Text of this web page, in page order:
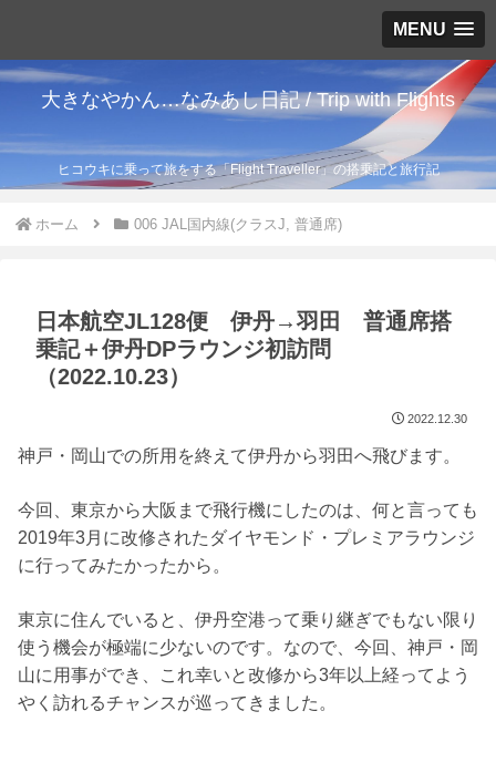
MENU
大きなやかん…なみあし日記 / Trip with Flights
ヒコウキに乗って旅をする「Flight Traveller」の搭乗記と旅行記
ホーム 006 JAL国内線(クラスJ, 普通席)
日本航空JL128便 伊丹→羽田 普通席搭
乗記＋伊丹DPラウンジ初訪問
（2022.10.23）
2022.12.30
神戸・岡山での所用を終えて伊丹から羽田へ飛びます。
今回、東京から大阪まで飛行機にしたのは、何と言っても
2019年3月に改修されたダイヤモンド・プレミアラウンジ
に行ってみたかったから。
東京に住んでいると、伊丹空港って乗り継ぎでもない限り
使う機会が極端に少ないのです。なので、今回、神戸・岡
山に用事ができ、これ幸いと改修から3年以上経ってよう
やく訪れるチャンスが巡ってきました。